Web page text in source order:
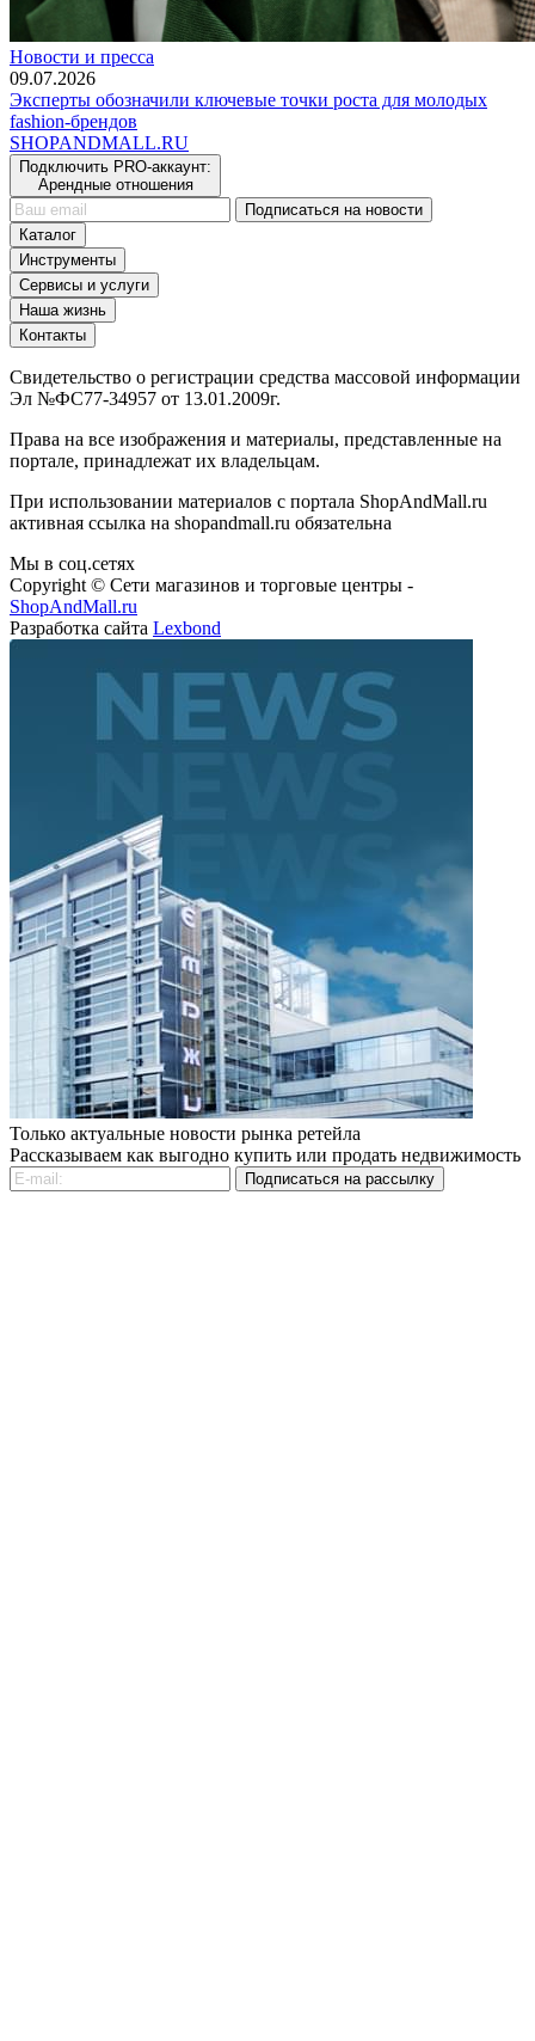
Новости и пресса
09.07.2026
Эксперты обозначили ключевые точки роста для молодых
fashion-брендов
SHOPANDMALL.RU
Подключить PRO-аккаунт:
Арендные отношения
Подписаться на новости
Каталог
Инструменты
Сервисы и услуги
Наша жизнь
Контакты
Свидетельство о регистрации средства массовой информации
Эл №ФС77-34957 от 13.01.2009г.
Права на все изображения и материалы, представленные на
портале, принадлежат их владельцам.
При использовании материалов с портала ShopAndMall.ru
активная ссылка на shopandmall.ru обязательна
Мы в соц.сетях
Copyright © Сети магазинов и торговые центры -
ShopAndMall.ru
Разработка сайта Lexbond
Только актуальные новости рынка ретейла
Рассказываем как выгодно купить или продать недвижимость